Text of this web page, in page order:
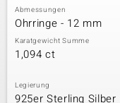
Abmessungen
Ohrringe - 12 mm
Karatgewicht Summe
1,094 ct
Legierung
925er Sterling Silber